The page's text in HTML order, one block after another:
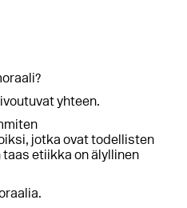
yhteen.
jotka ovat todellisten
etiikka on älyllinen